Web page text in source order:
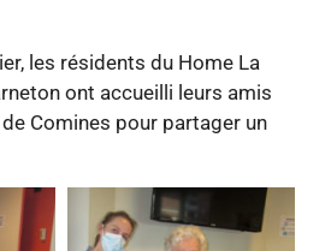
les résidents du Home La
ont accueilli leurs amis
Comines pour partager un